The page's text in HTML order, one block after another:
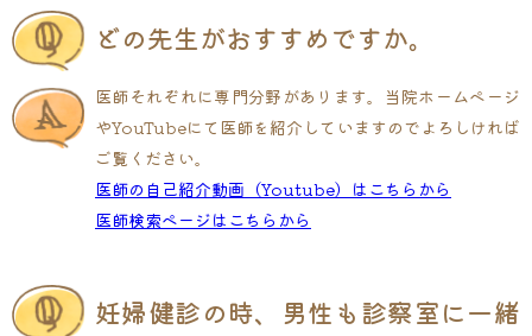
どの先生がおすすめですか。
医師それぞれに専門分野があります。当院ホームページ
やYouTubeにて医師を紹介していますのでよろしければ
ご覧ください。
医師の自己紹介動画（Youtube）はこちらから
医師検索ページはこちらから
妊婦健診の時、男性も診察室に一緒